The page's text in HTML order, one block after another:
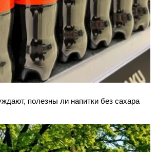
полезны ли напитки без сахара